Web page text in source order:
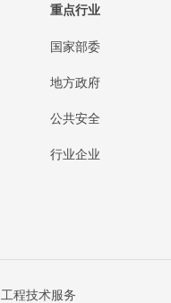
工程技术服务
国家部委
地方政府
公共安全
行业企业
重点行业